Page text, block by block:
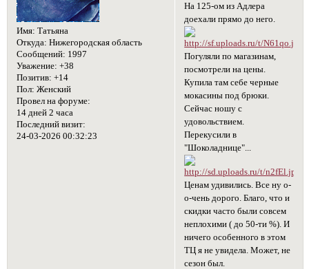
Имя: Татьяна
Откуда: Нижегородская область
Сообщений: 1997
Уважение: +38
Позитив: +14
Пол: Женский
Провел на форуме:
14 дней 2 часа
Последний визит:
24-03-2026 00:32:23
На 125-ом из Адлера
доехали прямо до него.
Погуляли по магазинам,
посмотрели на цены.
Купила там себе черные
мокасины под брюки.
Сейчас ношу с
удовольствием.
Перекусили в
"Шоколаднице"...
Ценам удивились. Все ну о-
о-чень дорого. Благо, что и
скидки часто были совсем
неплохими ( до 50-ти %). И
ничего особенного в этом
ТЦ я не увидела. Может, не
сезон был.